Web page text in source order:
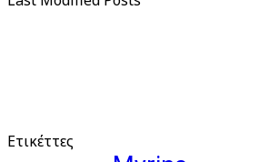
Ετικέττες